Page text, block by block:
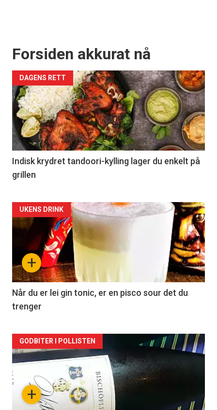
Forsiden akkurat nå
DAGENS RETT
Indisk krydret tandoori-kylling lager du enkelt på
grillen
Forsiden
akkurat
nå
-
2
+
UKENS DRINK
Når du er lei gin tonic, er en pisco sour det du
trenger
Forsiden
akkurat
nå+
GODBITER I POLLISTEN